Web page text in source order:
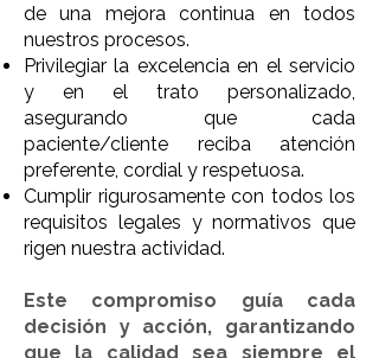
de una mejora continua en todos
nuestros procesos.
Privilegiar la excelencia en el servicio
y en el trato personalizado,
asegurando que cada
paciente/cliente reciba atención
preferente, cordial y respetuosa.
Cumplir rigurosamente con todos los
requisitos legales y normativos que
rigen nuestra actividad.
Este compromiso guía cada
decisión y acción, garantizando
que la calidad sea siempre el